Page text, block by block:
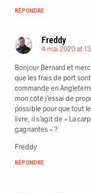
RÉPONDRE
Freddy
4 mai 2020 at
Bonjour Bernard et
que les frais de port
commande en
mon côté j’essai de
possible pour que tout
livre, il s’agit de « La
gagnantes » ?
Freddy
RÉPONDRE